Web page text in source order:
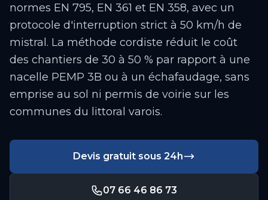
normes EN 795, EN 361 et EN 358, avec un
protocole d'interruption strict à 50 km/h de
mistral. La méthode cordiste réduit le coût
des chantiers de 30 à 50 % par rapport à une
nacelle PEMP 3B ou à un échafaudage, sans
emprise au sol ni permis de voirie sur les
communes du littoral varois.
Devis gratuit sous 24h
07 66 46 86 73